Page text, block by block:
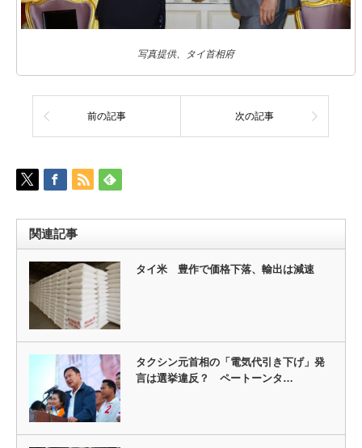
写真提供、タイ首相府
前の記事 次の記事
関連記事
タイ米 豊作で価格下落、輸出は減速
タクシン元首相の「電気代引き下げ」発
言は選挙違反？ ペートーンタ…